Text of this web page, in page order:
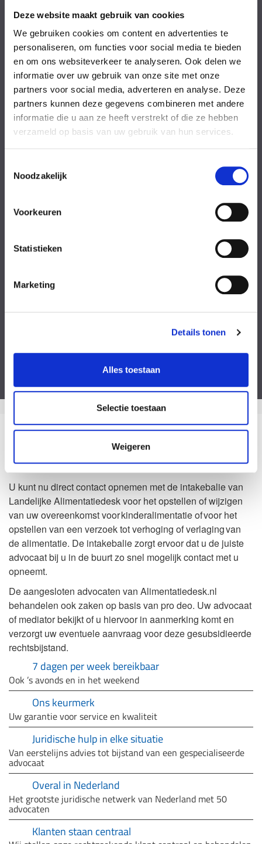
Deze website maakt gebruik van cookies
We gebruiken cookies om content en advertenties te
personaliseren, om functies voor social media te bieden
en om ons websiteverkeer te analyseren. Ook delen we
informatie over uw gebruik van onze site met onze
partners voor social media, adverteren en analyse. Deze
partners kunnen deze gegevens combineren met andere
informatie die u aan ze heeft verstrekt of die ze hebben
verzameld op basis van uw gebruik van hun services.
Noodzakelijk
Voorkeuren
Statistieken
Marketing
Details tonen
Alles toestaan
Selectie toestaan
Weigeren
Zaterdag
Feestdagen
09:00-17:00 uur
Gesloten
Stel uw vraag
Achternaam
Eventuele
opmerkingen
Privacyverklaring
Ik ga akkoord met deprivacy statement&algemene voorwaarden.
algemene voorwaarden
Zo kan het dus ook
Waarom Landelijke Alimentatiedesk?
U kunt nu direct contact opnemen met de intakebalie van
Landelijke Alimentatiedesk voor het opstellen of wijzigen
van uw overeenkomst voor kinderalimentatie of voor het
opstellen van een verzoek tot verhoging of verlaging van
de alimentatie. De intakebalie zorgt ervoor dat u de juiste
advocaat bij u in de buurt zo snel mogelijk contact met u
opneemt.
De aangesloten advocaten van Alimentatiedesk.nl
behandelen ook zaken op basis van pro deo. Uw advocaat
of mediator bekijkt of u hiervoor in aanmerking komt en
verzorgt uw eventuele aanvraag voor deze gesubsidieerde
rechtsbijstand.
7 dagen per week bereikbaar
Ook ’s avonds en in het weekend
Ons keurmerk
Uw garantie voor service en kwaliteit
Juridische hulp in elke situatie
Van eerstelijns advies tot bijstand van een gespecialiseerde
advocaat
Overal in Nederland
Het grootste juridische netwerk van Nederland met 50
advocaten
Klanten staan centraal